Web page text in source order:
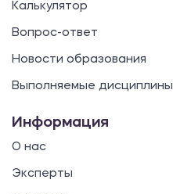
Калькулятор
Вопрос-ответ
Новости образования
Выполняемые дисциплины
Информация
О нас
Эксперты